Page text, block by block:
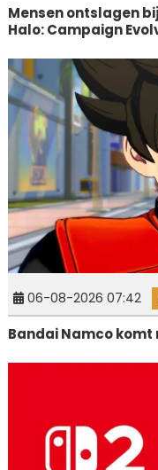
Mensen ontslagen
Halo: Campaign
06-08-2026 07:42
Bandai Namco komt